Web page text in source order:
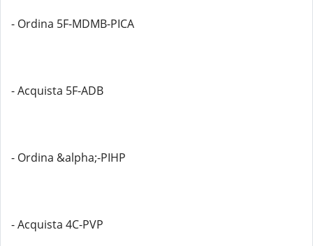
- Ordina 5F-MDMB-PICA
- Acquista 5F-ADB
- Ordina &alpha;-PIHP
- Acquista 4C-PVP